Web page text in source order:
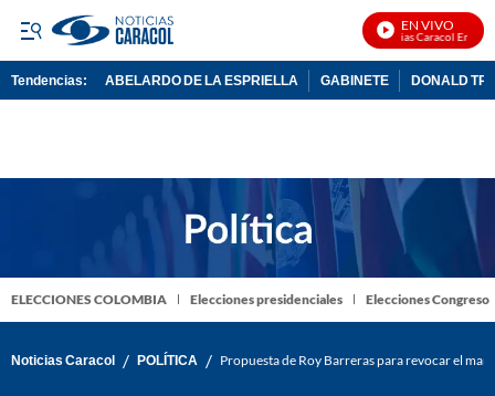
EN VIVO
Noticias Caracol En Vivo
Tendencias: ABELARDO DE LA ESPRIELLA GABINETE DONALD
ELECCIONES COLOMBIA Elecciones presidenciales Elecciones Congreso
Noticias Caracol / POLÍTICA / Propuesta de Roy Barreras para revocar el